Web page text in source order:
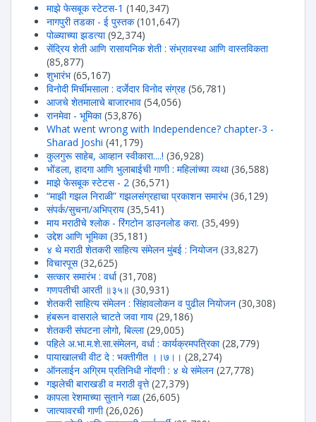
माझे फेसबूक स्टेटस-1 (140,347)
नागपुरी तडका - ई पुस्तक (101,647)
पोळ्याच्या झडत्या (92,374)
सेंद्रिय शेती आणि रासायनिक शेती : संभ्रावस्था आणि वास्तविकता
(85,877)
शुभारंभ (65,167)
विनोदी मिर्चीमसाला : दर्जेदार विनोद संग्रह (56,781)
आजचे शेतमालाचे बाजारभाव (54,056)
रानमेवा - भूमिका (53,876)
What went wrong with Independence? chapter-3 -
Sharad Joshi (41,179)
कुलगुरू साहेब, आव्हान स्वीकारा....! (36,928)
भोंडला, हादगा आणि भुलाबाईची गाणी : महिलांच्या व्यथा (36,588)
माझे फेसबूक स्टेटस - 2 (36,571)
“माझी गझल निराळी” गझलसंग्रहाचा प्रकाशन समारंभ (36,129)
संपर्क/सुचना/अभिप्राय (35,541)
माय मराठीचे श्लोक - रिंगटोन डाउनलोड करा. (35,499)
उद्देश आणि भूमिका (35,181)
४ थे मराठी शेतकरी साहित्य संमेलन मुंबई : नियोजन (33,827)
विचारपूस (32,625)
सत्कार समारंभ : वर्धा (31,708)
गणपतीची आरती ॥३५॥ (30,931)
शेतकरी साहित्य संमेलन : सिंहावलोकन व पुढील नियोजन (30,308)
हंबरून वासराले चाटते जवा गाय (29,186)
शेतकरी संघटना लोगो, बिल्ला (29,005)
पहिले अ.भा.म.शे.सा.संमेलन, वर्धा : कार्यक्रमपत्रिका (28,779)
पायाखालची वीट दे : भक्तीगीत ।।७।। (28,274)
ऑनलाईन अग्रिम प्रतिनिधी नोंदणी : ४ थे संमेलन (27,778)
गझलेची बाराखडी व मराठी वृत्ते (27,379)
कापला रेशमाच्या सुताने गळा (26,605)
जात्यावरची गाणी (26,026)